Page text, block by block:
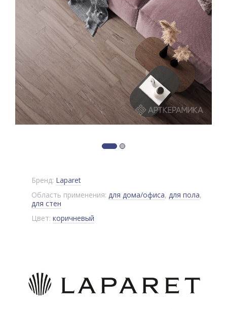
Бренд: Laparet
Область применения: для дома/офиса, для пола,
для стен
Цвет: коричневый